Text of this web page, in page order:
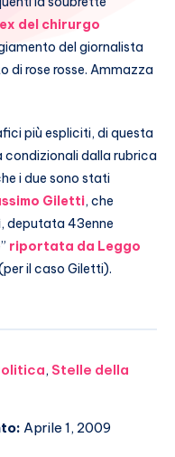
ex del chirurgo
del giornalista
di rose rosse. Ammazza
più espliciti, di questa
dalla rubrica
i due sono stati
Giletti, che
, deputata 43enne
riportata da Leggo
il caso Giletti).
, Stelle della
Aprile 1, 2009